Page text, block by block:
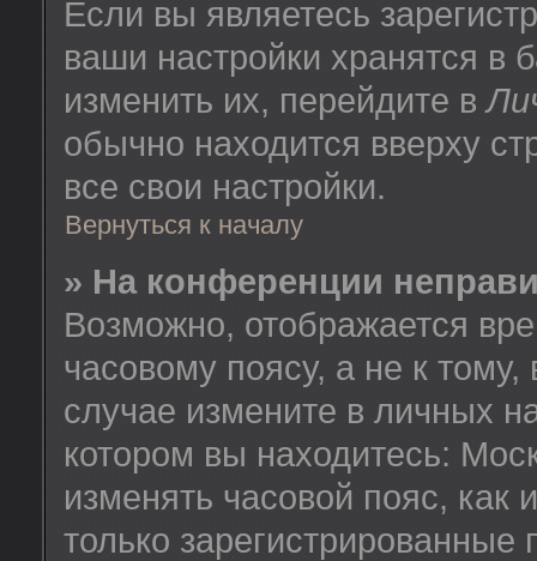
Если вы являетесь
ваши настройки хранятся
изменить их, перейдите в
обычно находится вверху
все свои настройки.
Вернуться к началу
» На конференции
Возможно, отображается
часовому поясу, а не к
случае измените в личных
котором вы находитесь:
изменять часовой пояс, как
только